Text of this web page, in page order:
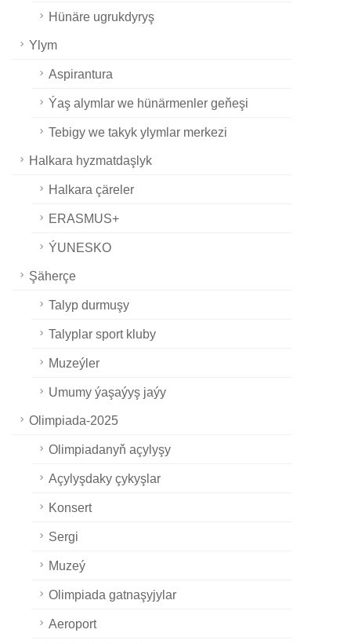
Hünäre ugrukdyryş
Ylym
Aspirantura
Ýaş alymlar we hünärmenler geňeşi
Tebigy we takyk ylymlar merkezi
Halkara hyzmatdaşlyk
Halkara çäreler
ERASMUS+
ÝUNESKO
Şäherçe
Talyp durmuşy
Talyplar sport kluby
Muzeýler
Umumy ýaşaýyş jaýy
Olimpiada-2025
Olimpiadanyň açylyşy
Açylyşdaky çykyşlar
Konsert
Sergi
Muzeý
Olimpiada gatnaşyjylar
Aeroport